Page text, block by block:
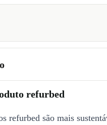
refurbed
refurbed são mais